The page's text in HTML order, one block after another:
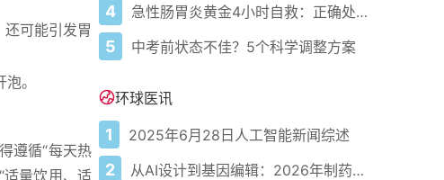
可能引发胃
。
遵循“每天热
量饮用、适
4 急性肠胃炎黄金4小时自救：正确处置与误区避坑关键
5 中考前状态不佳？5个科学调整方案
环球医讯
1 2025年6月28日人工智能新闻综述
2 从AI设计到基因编辑：2026年制药领域重大突破